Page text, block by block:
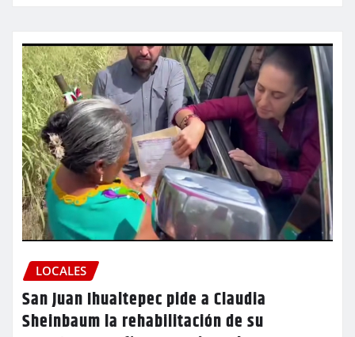
LOCALES
San Juan Ihualtepec pide a Claudia
Sheinbaum la rehabilitación de su